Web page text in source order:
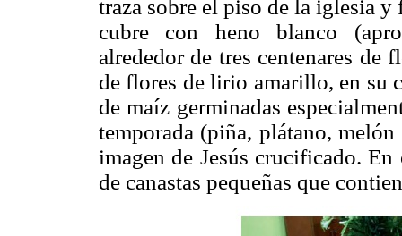
traza sobre el piso de la iglesia
cubre con heno blanco
alrededor de tres centenares
de flores de lirio amarillo, en su
de maíz germinadas
temporada (piña, plátano,
imagen de Jesús crucificado.
de canastas pequeñas que